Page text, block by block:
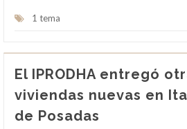
1 tema
El IPRODHA entregó
viviendas nuevas en
de Posadas